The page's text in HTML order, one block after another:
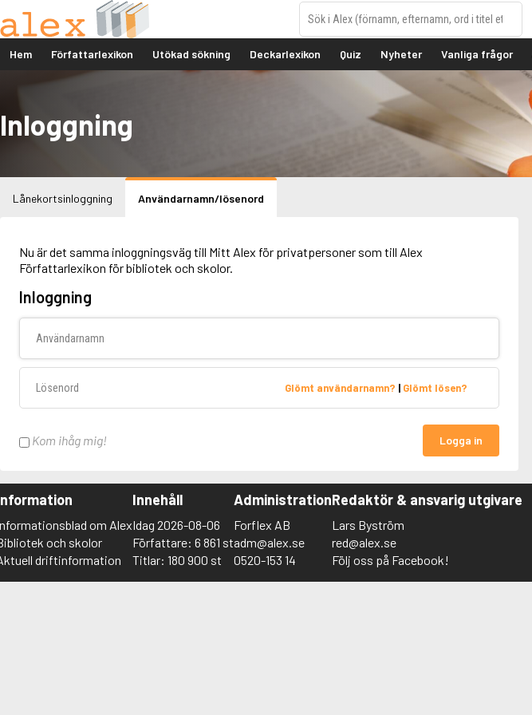
Hem Författarlexikon Utökad sökning Deckarlexikon Quiz Nyheter Vanliga frågor
Inloggning
Lånekortsinloggning Användarnamn/lösenord
Nu är det samma inloggningsväg till Mitt Alex för privatpersoner som till Alex
Författarlexikon för bibliotek och skolor.
Inloggning
Glömt användarnamn? | Glömt lösen?
Kom ihåg mig! Logga in
om Alex
och skolor
driftinformation
Innehåll
Idag 2026-08-06
Författare: 6 861 st
Titlar: 180 900 st
Administration
Forflex AB
adm@alex.se
0520-153 14
Redaktör & ansvarig utgivare
Lars Byström
red@alex.se
Följ oss på Facebook!